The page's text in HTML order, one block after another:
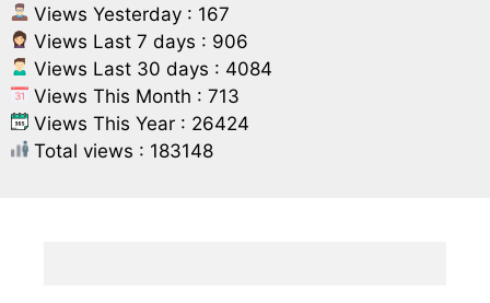
Views Yesterday : 167
Views Last 7 days : 906
Views Last 30 days : 4084
Views This Month : 713
Views This Year : 26424
Total views : 183148